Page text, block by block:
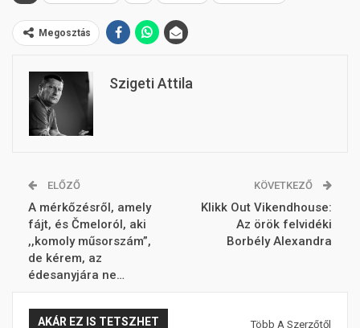
Megosztás
Szigeti Attila
ELŐZŐ
A mérkőzésről, amely
fájt, és Čmeloról, aki
,,komoly műsorszám”,
de kérem, az
édesanyjára ne…
KÖVETKEZŐ
Klikk Out Vikendhouse:
Az örök felvidéki
Borbély Alexandra
AKÁR EZ IS TETSZHET Több A Szerzőtől